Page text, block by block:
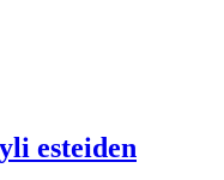
esteiden